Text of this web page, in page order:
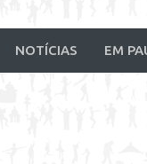
NOTÍCIAS EM